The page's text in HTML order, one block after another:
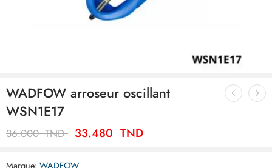
WADFOW arroseur oscillant
WSN1E17
36.000TND 33.480 TND
Marque: WADFOW